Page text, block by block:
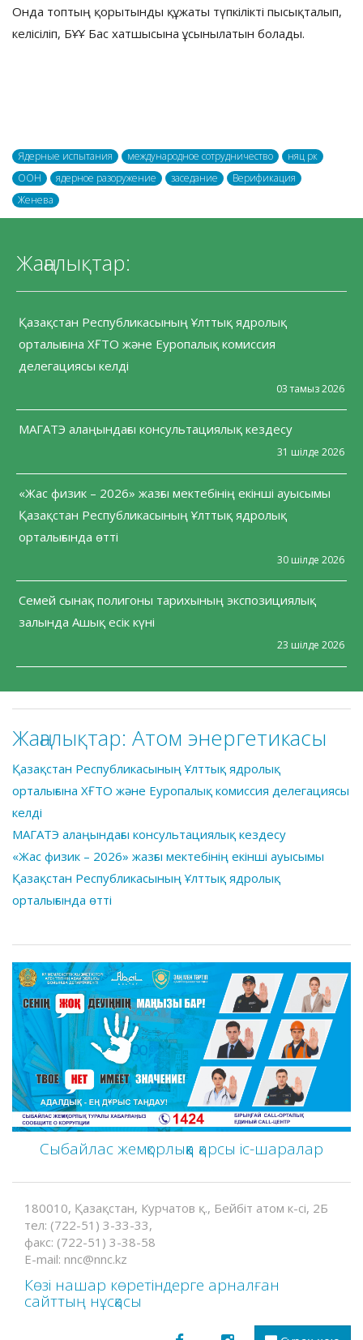
Онда топтың қорытынды құжаты түпкілікті пысықталып,
келісіліп, БҰҰ Бас хатшысына ұсынылатын болады.
Ядерные испытания международное сотрудничество
няц рк
ООН
ядерное разоружение заседание
Верификация
Женева
Жаңалықтар:
Қазақстан Республикасының Ұлттық ядролық
орталығына ХҒТО және Еуропалық комиссия
делегациясы келді
03 тамыз 2026
МАГАТЭ алаңындағы консультациялық кездесу
31 шілде 2026
«Жас физик – 2026» жазғы мектебінің екінші ауысымы
Қазақстан Республикасының Ұлттық ядролық
орталығында өтті
30 шілде 2026
Семей сынақ полигоны тарихының экспозициялық
залында Ашық есік күні
23 шілде 2026
Жаңалықтар: Атом энергетикасы
Қазақстан Республикасының Ұлттық ядролық
орталығына ХҒТО және Еуропалық комиссия делегациясы
келді
МАГАТЭ алаңындағы консультациялық кездесу
«Жас физик – 2026» жазғы мектебінің екінші ауысымы
Қазақстан Республикасының Ұлттық ядролық
орталығында өтті
Сыбайлас жемқорлыққа қарсы іс-шаралар
180010, Қазақстан, Курчатов қ., Бейбіт атом к-сі, 2Б
тел: (722-51) 3-33-33,
факс: (722-51) 3-38-58
E-mail: nnc@nnc.kz
Көзі нашар көретіндерге арналған
сайттың нұсқасы